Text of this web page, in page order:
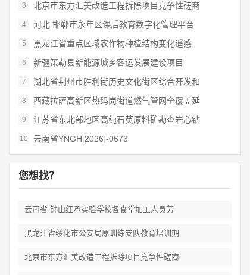
3 北京市东方汇美改造工程拆除项目竞争性磋商
4 河北 邯郸市永年区课后教育数字化管理平台
5 黑龙江省重点区域农作物种植结构变化遥感
6 新疆策勒县新能源城乡客运发展建设项目
7 湖北省荆州市胜利街历史文化街区综合开发和
8 西藏拉萨高新区热玛岗街道燃气管网全覆盖延
9 江苏省东北部地区高纯石英原料矿勘查岩心钻
10 云南省YNGH[2026]-0673
您想找？
云南省 钟山红承实验学校各食堂加工人员劳
黑龙江省绥化市公安局原训练支队教育培训期
北京市东方汇美改造工程拆除项目竞争性磋商